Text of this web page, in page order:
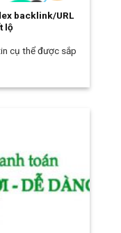
backlink/URL
lộ
cụ thể được sắp